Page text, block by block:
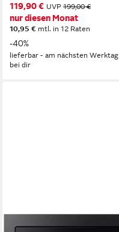
119,90 € UVP 199,00 €
nur diesen Monat
10,95 € mtl. in 12 Raten
-40%
lieferbar - am nächsten Werktag
bei dir